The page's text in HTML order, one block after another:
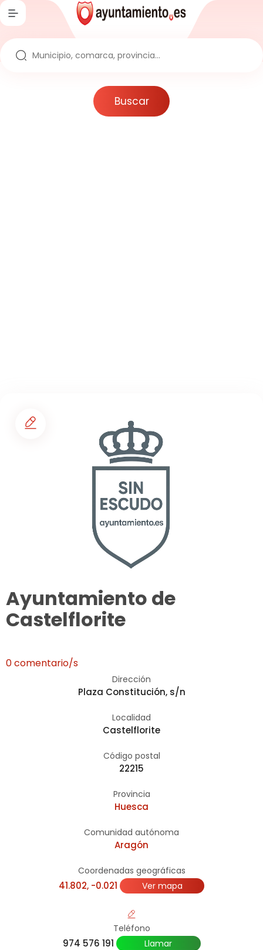
Inicio
Ayuntamientos
Buscar
Ayuntamiento de
Castelflorite
0 comentario/s
Dirección
Plaza Constitución, s/n
Localidad
Castelflorite
Código postal
22215
Provincia
Huesca
Comunidad autónoma
Aragón
Coordenadas geográficas
41.802, -0.021 Ver mapa
Teléfono
974 576 191 Llamar